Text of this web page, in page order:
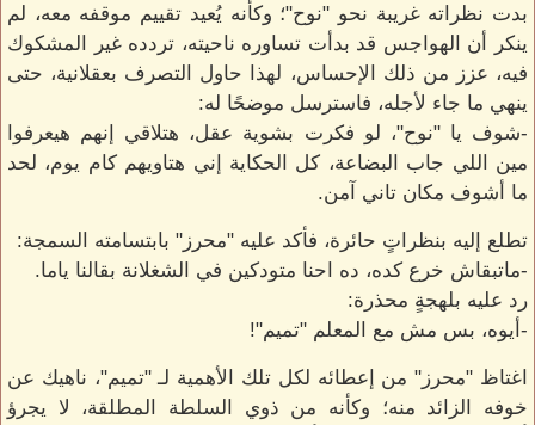
بدت نظراته غريبة نحو "نوح"؛ وكأنه يُعيد تقييم موقفه معه، لم
ينكر أن الهواجس قد بدأت تساوره ناحيته، تردده غير المشكوك
فيه، عزز من ذلك الإحساس، لهذا حاول التصرف بعقلانية، حتى
ينهي ما جاء لأجله، فاسترسل موضحًا له:
-شوف يا "نوح"، لو فكرت بشوية عقل، هتلاقي إنهم هيعرفوا
مين اللي جاب البضاعة، كل الحكاية إني هتاويهم كام يوم، لحد
ما أشوف مكان تاني آمن.
تطلع إليه بنظراتٍ حائرة، فأكد عليه "محرز" بابتسامته السمجة:
-ماتبقاش خرع كده، ده احنا متودكين في الشغلانة بقالنا ياما.
رد عليه بلهجةٍ محذرة:
-أيوه، بس مش مع المعلم "تميم"!
اغتاظ "محرز" من إعطائه لكل تلك الأهمية لـ "تميم"، ناهيك عن
خوفه الزائد منه؛ وكأنه من ذوي السلطة المطلقة، لا يجرؤ